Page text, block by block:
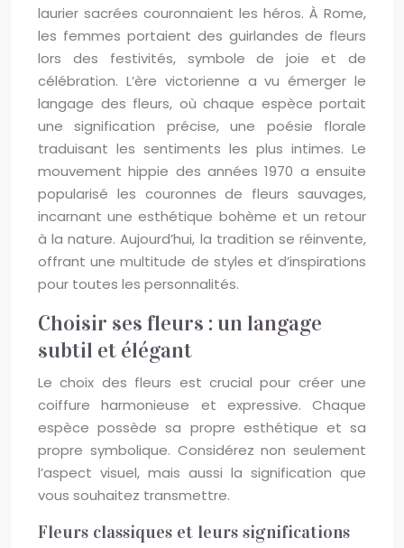
laurier sacrées couronnaient les héros. À Rome,
les femmes portaient des guirlandes de fleurs
lors des festivités, symbole de joie et de
célébration. L’ère victorienne a vu émerger le
langage des fleurs, où chaque espèce portait
une signification précise, une poésie florale
traduisant les sentiments les plus intimes. Le
mouvement hippie des années 1970 a ensuite
popularisé les couronnes de fleurs sauvages,
incarnant une esthétique bohème et un retour
à la nature. Aujourd’hui, la tradition se réinvente,
offrant une multitude de styles et d’inspirations
pour toutes les personnalités.
Choisir ses fleurs : un langage
subtil et élégant
Le choix des fleurs est crucial pour créer une
coiffure harmonieuse et expressive. Chaque
espèce possède sa propre esthétique et sa
propre symbolique. Considérez non seulement
l’aspect visuel, mais aussi la signification que
vous souhaitez transmettre.
Fleurs classiques et leurs significations